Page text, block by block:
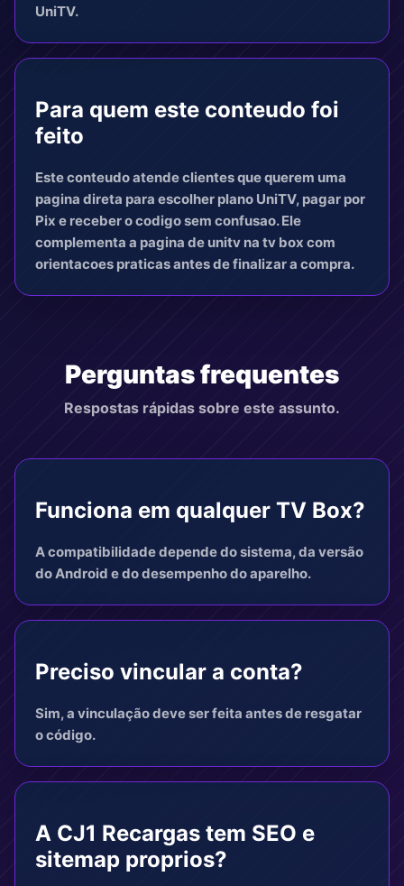
UniTV.
Para quem este conteudo foi
feito
Este conteudo atende clientes que querem uma
pagina direta para escolher plano UniTV, pagar por
Pix e receber o codigo sem confusao. Ele
complementa a pagina de unitv na tv box com
orientacoes praticas antes de finalizar a compra.
Perguntas frequentes
Respostas rápidas sobre este assunto.
Funciona em qualquer TV Box?
A compatibilidade depende do sistema, da versão
do Android e do desempenho do aparelho.
Preciso vincular a conta?
Sim, a vinculação deve ser feita antes de resgatar
o código.
A CJ1 Recargas tem SEO e
sitemap proprios?